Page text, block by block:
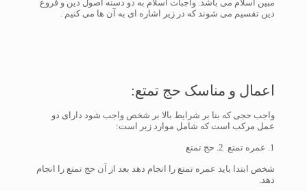
مبین اسلام می باشد. واجبات اسلام به دو دسته اصول دین و فروع
دین تقسیم می شوند که در زیر اشاره ای به آن ها می کنیم .
اعمال و مناسک حج تمتع:
واجب حجی که بنا بر شرایط بالا بر شخص واجب شود دارای دو
عمل مرکب است که شامل موارد زیر است:
1. عمره تمتع 2. حج تمتع
شخص ابتدا باید عمره تمتع را انجام دهد بعد از آن حج تمتع را انجام
دهد.